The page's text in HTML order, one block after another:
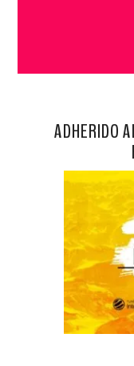
ADHERIDO